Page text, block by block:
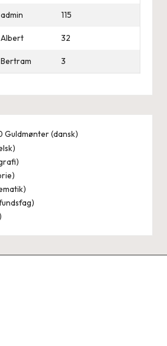
admin 115
Albert 32
Bertram 3
Guldmønter (dansk)